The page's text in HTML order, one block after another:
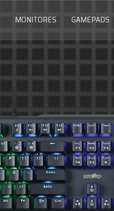
MONITORES GAMEPADS